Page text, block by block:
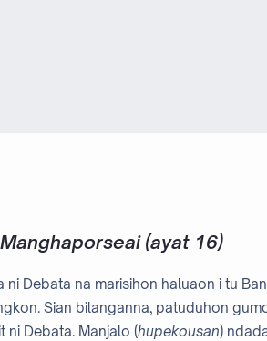
(ayat 16)
Debata na marisihon haluaon i tu
Sian bilanganna, patuduhon
Debata. Manjalo (hupekousan)